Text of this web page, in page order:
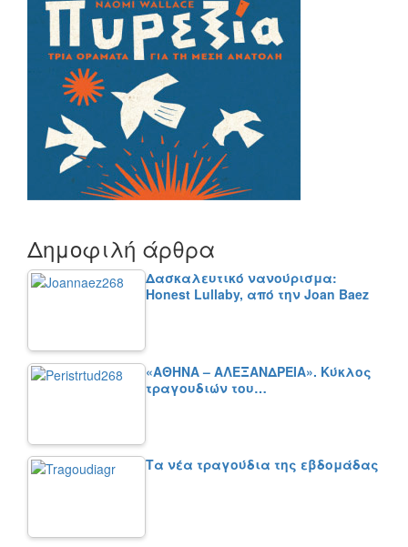
Δημοφιλή άρθρα
Δασκαλευτικό νανούρισμα:
Honest Lullaby, από την Joan Baez
«ΑΘΗΝΑ – ΑΛΕΞΑΝΔΡΕΙΑ». Κύκλος
τραγουδιών του…
Τα νέα τραγούδια της εβδομάδας